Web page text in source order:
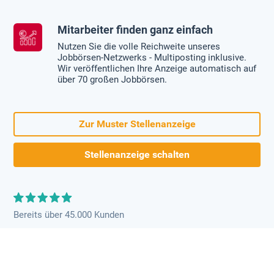
Mitarbeiter finden ganz einfach
Nutzen Sie die volle Reichweite unseres
Jobbörsen-Netzwerks - Multiposting inklusive.
Wir veröffentlichen Ihre Anzeige automatisch auf
über 70 großen Jobbörsen.
Zur Muster Stellenanzeige
Stellenanzeige schalten
Bereits über 45.000 Kunden